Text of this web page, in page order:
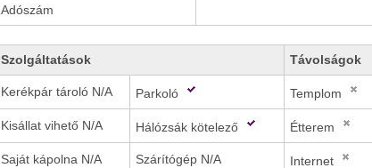
Adószám
Szolgáltatások Távolságok
Kerékpár tároló N/A Parkoló Templom
Kisállat vihető N/A Hálózsák kötelező Étterem
Saját kápolna N/A Szárítógép N/A Internet